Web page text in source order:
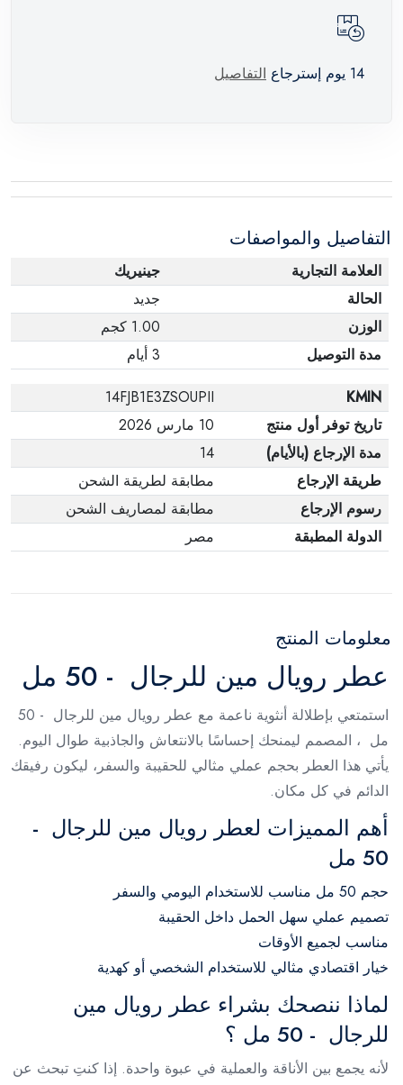
14 يوم إسترجاع التفاصيل
التفاصيل والمواصفات
العلامة التجارية
جينيريك
الحالة
جديد
الوزن
1.00 كجم
مدة التوصيل
3 أيام
KMIN
14FJB1E3ZSOUPII
تاريخ توفر أول منتج
10 مارس 2026
مدة الإرجاع (بالأيام)
14
طريقة الإرجاع
مطابقة لطريقة الشحن
رسوم الإرجاع
مطابقة لمصاريف الشحن
الدولة المطبقة
مصر
معلومات المنتج
عطر رويال مين للرجال - 50 مل
استمتعي بإطلالة أنثوية ناعمة مع عطر رويال مين للرجال - 50
مل ، المصمم ليمنحك إحساسًا بالانتعاش والجاذبية طوال اليوم.
يأتي هذا العطر بحجم عملي مثالي للحقيبة والسفر، ليكون رفيقك
الدائم في كل مكان.
أهم المميزات لعطر رويال مين للرجال -
50 مل
حجم 50 مل مناسب للاستخدام اليومي والسفر
تصميم عملي سهل الحمل داخل الحقيبة
مناسب لجميع الأوقات
خيار اقتصادي مثالي للاستخدام الشخصي أو كهدية
لماذا ننصحك بشراء عطر رويال مين
للرجال - 50 مل ؟
لأنه يجمع بين الأناقة والعملية في عبوة واحدة. إذا كنتِ تبحث عن